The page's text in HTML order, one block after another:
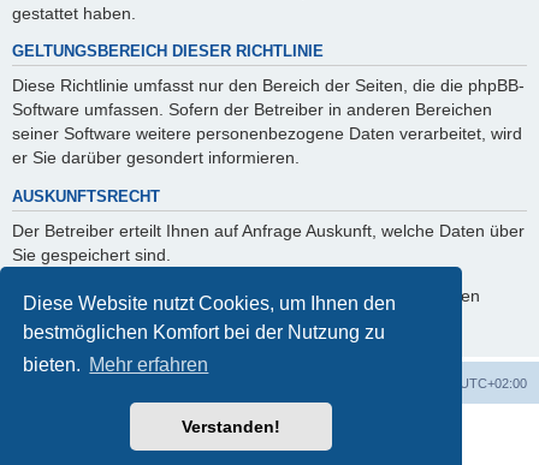
Diese Website nutzt Cookies, um Ihnen den
bestmöglichen Komfort bei der Nutzung zu
bieten. Mehr erfahren
Verstanden!
gestattet haben.
GELTUNGSBEREICH DIESER RICHTLINIE
Diese Richtlinie umfasst nur den Bereich der Seiten, die die phpBB-
Software umfassen. Sofern der Betreiber in anderen Bereichen
seiner Software weitere personenbezogene Daten verarbeitet, wird
er Sie darüber gesondert informieren.
AUSKUNFTSRECHT
Der Betreiber erteilt Ihnen auf Anfrage Auskunft, welche Daten über
Sie gespeichert sind.
Sie können jederzeit die Löschung bzw. Sperrung Ihrer Daten
verlangen. Kontaktieren Sie hierzu bitte den Betreiber.
UTC+02:00
Powered byphpBB® Forum Software © phpBB Limited
phpBB.de